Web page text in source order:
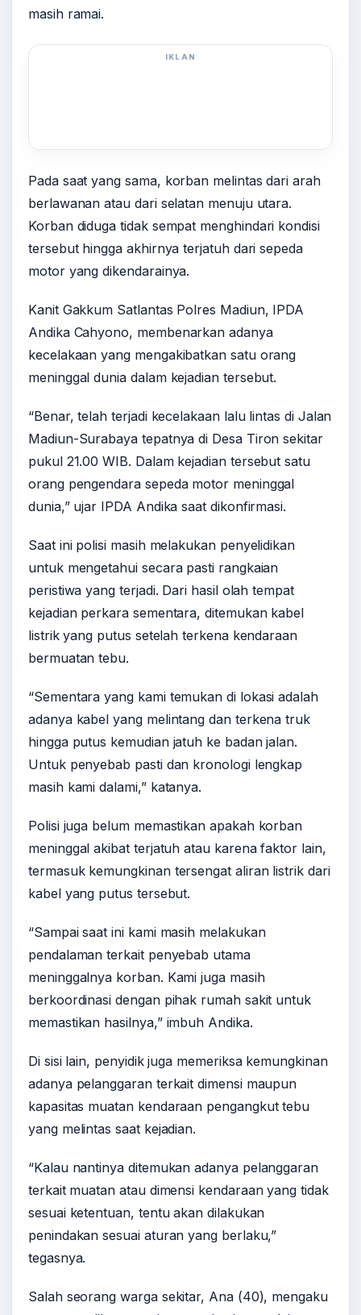
masih ramai.
IKLAN
Pada saat yang sama, korban melintas dari arah
berlawanan atau dari selatan menuju utara.
Korban diduga tidak sempat menghindari kondisi
tersebut hingga akhirnya terjatuh dari sepeda
motor yang dikendarainya.
Kanit Gakkum Satlantas Polres Madiun, IPDA
Andika Cahyono, membenarkan adanya
kecelakaan yang mengakibatkan satu orang
meninggal dunia dalam kejadian tersebut.
“Benar, telah terjadi kecelakaan lalu lintas di Jalan
Madiun-Surabaya tepatnya di Desa Tiron sekitar
pukul 21.00 WIB. Dalam kejadian tersebut satu
orang pengendara sepeda motor meninggal
dunia,” ujar IPDA Andika saat dikonfirmasi.
Saat ini polisi masih melakukan penyelidikan
untuk mengetahui secara pasti rangkaian
peristiwa yang terjadi. Dari hasil olah tempat
kejadian perkara sementara, ditemukan kabel
listrik yang putus setelah terkena kendaraan
bermuatan tebu.
“Sementara yang kami temukan di lokasi adalah
adanya kabel yang melintang dan terkena truk
hingga putus kemudian jatuh ke badan jalan.
Untuk penyebab pasti dan kronologi lengkap
masih kami dalami,” katanya.
Polisi juga belum memastikan apakah korban
meninggal akibat terjatuh atau karena faktor lain,
termasuk kemungkinan tersengat aliran listrik dari
kabel yang putus tersebut.
“Sampai saat ini kami masih melakukan
pendalaman terkait penyebab utama
meninggalnya korban. Kami juga masih
berkoordinasi dengan pihak rumah sakit untuk
memastikan hasilnya,” imbuh Andika.
Di sisi lain, penyidik juga memeriksa kemungkinan
adanya pelanggaran terkait dimensi maupun
kapasitas muatan kendaraan pengangkut tebu
yang melintas saat kejadian.
“Kalau nantinya ditemukan adanya pelanggaran
terkait muatan atau dimensi kendaraan yang tidak
sesuai ketentuan, tentu akan dilakukan
penindakan sesuai aturan yang berlaku,”
tegasnya.
Salah seorang warga sekitar, Ana (40), mengaku